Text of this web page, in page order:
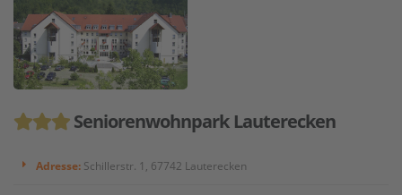
Seniorenwohnpark Lauterecken
Adresse: Schillerstr. 1, 67742 Lauterecken